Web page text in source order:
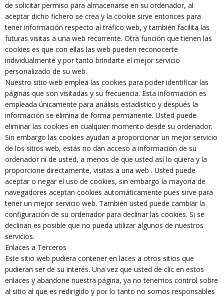
de solicitar permiso para almacenarse en su ordenador, al
aceptar dicho fichero se crea y la cookie sirve entonces para
tener información respecto al tráfico web, y también facilita las
futuras visitas a una web recurrente. Otra función que tienen las
cookies es que con ellas las web pueden reconocerte
individualmente y por tanto brindarte el mejor servicio
personalizado de su web.
Nuestro sitio web emplea las cookies para poder identificar las
páginas que son visitadas y su frecuencia. Esta información es
empleada únicamente para análisis estadístico y después la
información se elimina de forma permanente. Usted puede
eliminar las cookies en cualquier momento desde su ordenador.
Sin embargo las cookies ayudan a proporcionar un mejor servicio
de los sitios web, estás no dan acceso a información de su
ordenador ni de usted, a menos de que usted así lo quiera y la
proporcione directamente, visitas a una web . Usted puede
aceptar o negar el uso de cookies, sin embargo la mayoría de
navegadores aceptan cookies automáticamente pues sirve para
tener un mejor servicio web. También usted puede cambiar la
configuración de su ordenador para declinar las cookies. Si se
declinan es posible que no pueda utilizar algunos de nuestros
servicios.
Enlaces a Terceros
Este sitio web pudiera contener en laces a otros sitios que
pudieran ser de su interés. Una vez que usted de clic en estos
enlaces y abandone nuestra página, ya no tenemos control sobre
al sitio al que es redirigido y por lo tanto no somos responsables